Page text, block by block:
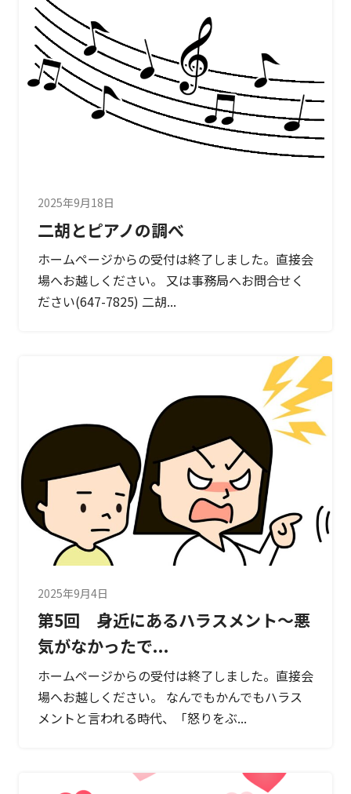
2025年9月18日
二胡とピアノの調べ
ホームページからの受付は終了しました。直接会
場へお越しください。 又は事務局へお問合せく
ださい(647-7825) 二胡...
2025年9月4日
第5回 身近にあるハラスメント～悪
気がなかったで...
ホームページからの受付は終了しました。直接会
場へお越しください。 なんでもかんでもハラス
メントと言われる時代、「怒りをぶ...